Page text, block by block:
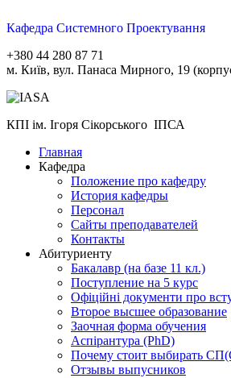
Кафедра Системного Проектування
+380 44 280 87 71
м. Київ, вул. Панаса Мирного, 19
КПІ ім. Ігоря Сікорського ІПСА
Главная
Кафедра
Положение про кафедру
История кафедры
Персонал
Сайты преподавателей
Контакты
Абитуриенту
Бакалавр (на базе 11 кл.)
Поступление на 5 курс
Офіційні документи про
Второе высшее образование
Заочная форма обучения
Aспірантура (PhD)
Почему стоит выбирать
Отзывы выпусников